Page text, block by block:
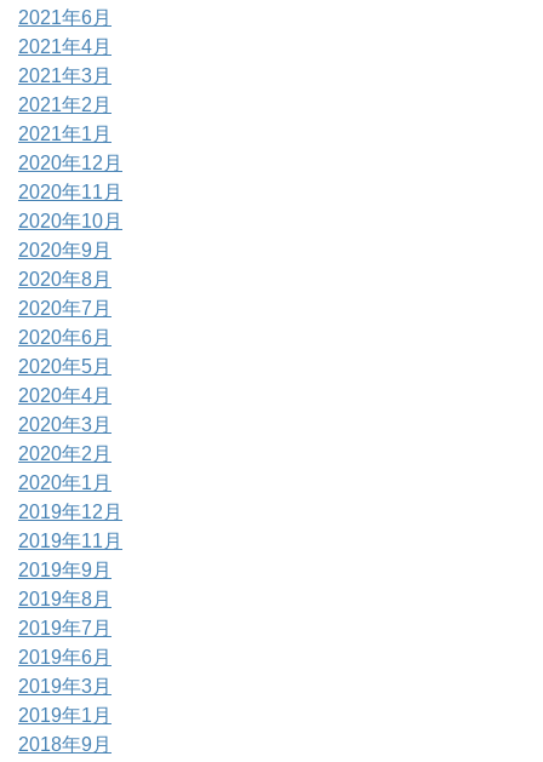
2021年6月
2021年4月
2021年3月
2021年2月
2021年1月
2020年12月
2020年11月
2020年10月
2020年9月
2020年8月
2020年7月
2020年6月
2020年5月
2020年4月
2020年3月
2020年2月
2020年1月
2019年12月
2019年11月
2019年9月
2019年8月
2019年7月
2019年6月
2019年3月
2019年1月
2018年9月